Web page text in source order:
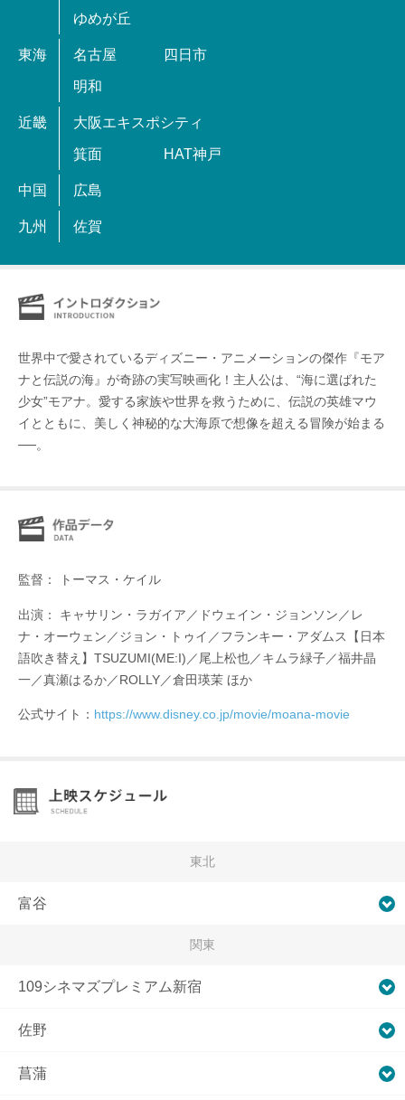
ゆめが丘
東海 名古屋 四日市
明和
近畿 大阪エキスポシティ
箕面 HAT神戸
中国 広島
九州 佐賀
世界中で愛されているディズニー・アニメーションの傑作『モア
ナと伝説の海』が奇跡の実写映画化！主人公は、“海に選ばれた
少女”モアナ。愛する家族や世界を救うために、伝説の英雄マウ
イとともに、美しく神秘的な大海原で想像を超える冒険が始まる
──。
監督： トーマス・ケイル
出演： キャサリン・ラガイア／ドウェイン・ジョンソン／レ
ナ・オーウェン／ジョン・トゥイ／フランキー・アダムス【日本
語吹き替え】TSUZUMI(ME:I)／尾上松也／キムラ緑子／福井晶
一／真瀬はるか／ROLLY／倉田瑛茉 ほか
公式サイト： https://www.disney.co.jp/movie/moana-movie
東北
富谷
関東
109シネマズプレミアム新宿
佐野
菖蒲